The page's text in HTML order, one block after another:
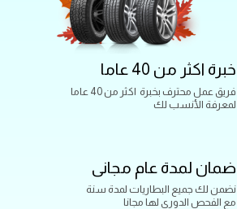
خبرة اكثر من 40 عاما
فريق عمل محترف بخبرة اكثر من 40 عاما
لمعرفة الأنسب لك
نضمن لك جميع البطاريات لمدة سنة
مع الفحص الدورى لها مجانا
ضمان لمدة عام مجانى